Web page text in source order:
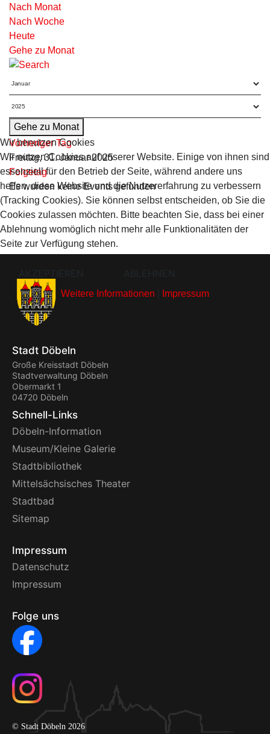
Nach Monat
Nach Woche
Heute
Gehe zu Monat
Gehe zu Monat
Vorheriger Tag
Freitag, 31. Januar 2025
Folgetag
Es wurden keine Events gefunden
Stadt Döbeln
Große Kreisstadt Döbeln
Stadtverwaltung Döbeln
Obermarkt 1
04720 Döbeln
Schnell-Links
Döbeln-Information
Museum/Kleine Galerie
Stadtbibliothek
Mittelsächsisches Theater
Stadtbad
Sitemap
Impressum
Datenschutz
Impressum
Folge uns
© Stadt Döbeln 2026
Wir benutzen Cookies
Wir nutzen Cookies auf unserer Website. Einige von ihnen sind
essenziell für den Betrieb der Seite, während andere uns
helfen, diese Website und die Nutzererfahrung zu verbessern
(Tracking Cookies). Sie können selbst entscheiden, ob Sie die
Cookies zulassen möchten. Bitte beachten Sie, dass bei einer
Ablehnung womöglich nicht mehr alle Funktionalitäten der
Seite zur Verfügung stehen.
Weitere Informationen Impressum